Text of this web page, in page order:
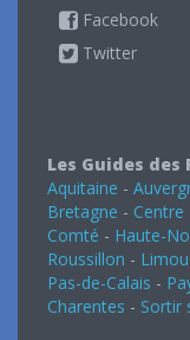
Facebook
Twitter
Les Guides
Aquitaine -
Bretagne - Centre
Comté - Haute-
Roussillon -
Pas-de-Calais -
Charentes - Sortir